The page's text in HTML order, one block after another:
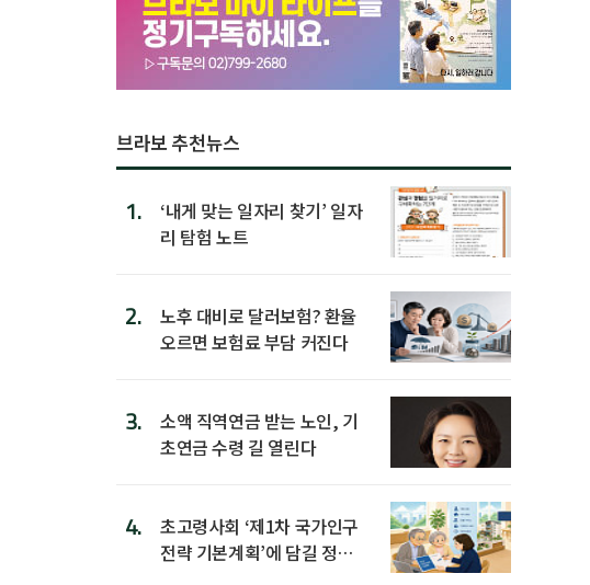
브라보 추천뉴스
1.
‘내게 맞는 일자리 찾기’ 일자
리 탐험 노트
2.
노후 대비로 달러보험? 환율
오르면 보험료 부담 커진다
3.
소액 직역연금 받는 노인, 기
초연금 수령 길 열린다
4.
초고령사회 ‘제1차 국가인구
전략 기본계획’에 담길 정책